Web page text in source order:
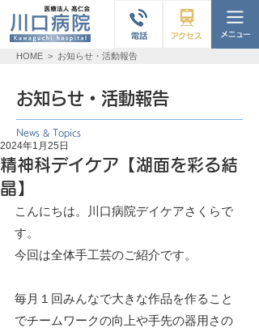
HOME > お知らせ・活動報告
お知らせ・活動報告
News & Topics
精神科デイケア【湖面を彩る結
晶】
2024年1月25日
こんにちは。川口病院デイケアさくらで
す。
今回は全体手工芸のご紹介です。
毎月１回みんなで大きな作品を作ること
でチームワークの向上や手先の器用さの